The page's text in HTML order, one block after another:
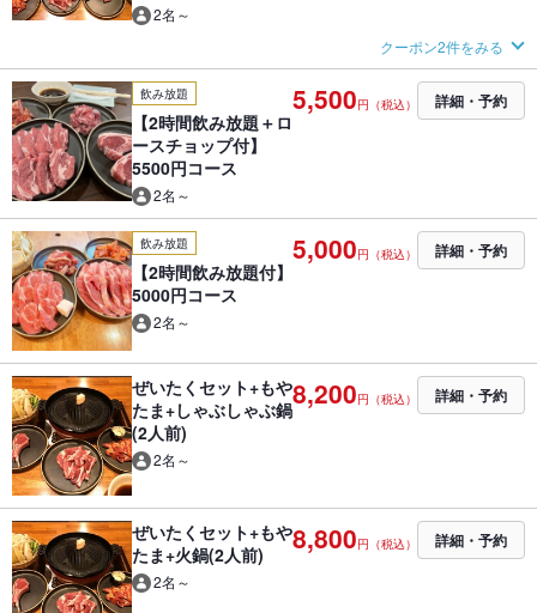
2名～
クーポン2件をみる
飲み放題
【2時間飲み放題＋ロ
ースチョップ付】
5500円コース
2名～
5,500円（税込） 詳細・予約
飲み放題
【2時間飲み放題付】
5000円コース
2名～
5,000円（税込） 詳細・予約
ぜいたくセット+もや
たま+しゃぶしゃぶ鍋
(2人前)
2名～
8,200円（税込） 詳細・予約
ぜいたくセット+もや
たま+火鍋(2人前)
2名～
8,800円（税込） 詳細・予約